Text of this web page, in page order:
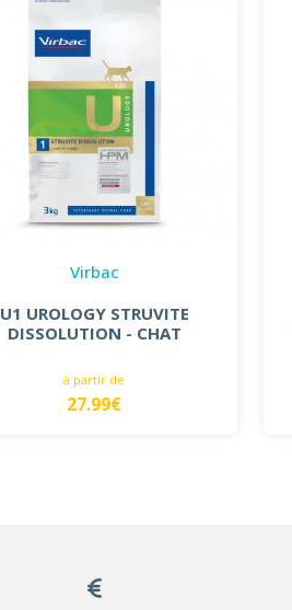
Virbac
U1 UROLOGY STRUVITE
DISSOLUTION - CHAT
à partir de
27.99€